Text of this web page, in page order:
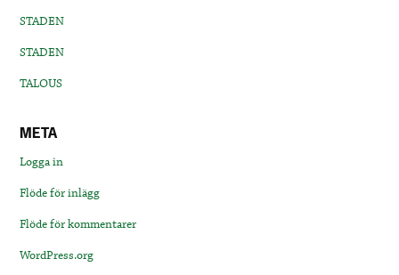
STADEN
STADEN
TALOUS
META
Logga in
Flöde för inlägg
Flöde för kommentarer
WordPress.org